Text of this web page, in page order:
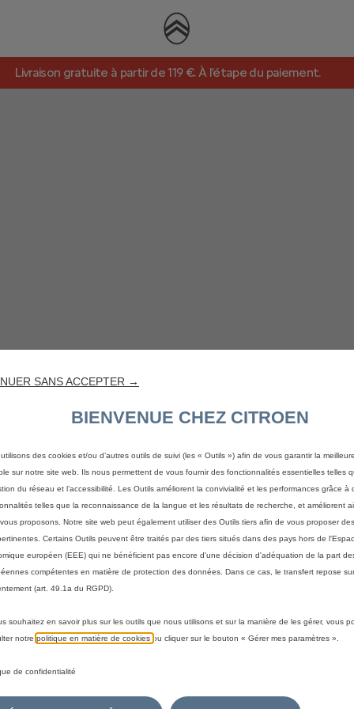
PROMO Barres de
véhicule
méthode pour identifier votre véhicule et afficher les
Par modèle
Par N° de VIN
SANS ACCEPTER →
BIENVENUE CHEZ CITROEN
des cookies et/ou d’autres outils de suivi (les « Outils ») afin de vous garantir la
sur notre site web. Ils nous permettent de vous fournir des fonctionnalités essentielles telles
du réseau et l’accessibilité. Les Outils améliorent la convivialité et les performances grâce à
telles que la reconnaissance de la langue et les résultats de recherche, et améliorent
proposons. Notre site web peut également utiliser des Outils tiers afin de vous proposer
Certains Outils peuvent être traités par des tiers situés dans des pays hors de
européen (EEE) qui ne bénéficient pas encore d'une décision d'adéquation de la part
compétentes en matière de protection des données. Dans ce cas, le transfert repose
(art. 49.1a du RGPD).
souhaitez en savoir plus sur les outils que nous utilisons et sur la manière de les gérer, vous
notre politique en matière de cookies ou cliquer sur le bouton « Gérer mes paramètres ».
de confidentialité